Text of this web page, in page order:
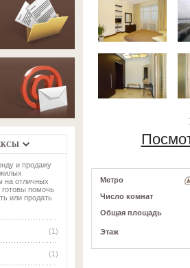
и продажу
на отличных
готовы помочь
или продать
(1)
(1)
Метро
Число комнат
Общая площадь
Этаж